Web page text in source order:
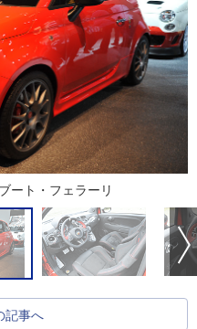
ート・フェラーリ
記事へ